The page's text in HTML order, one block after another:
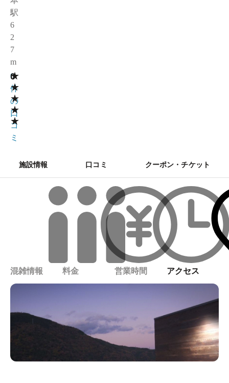
駅
6
2
7
m
★
★
★
★
★
0
0
件
の
口
コ
ミ
施設情報 口コミ クーポン・チケット
混雑情報 料金 営業時間 アクセス